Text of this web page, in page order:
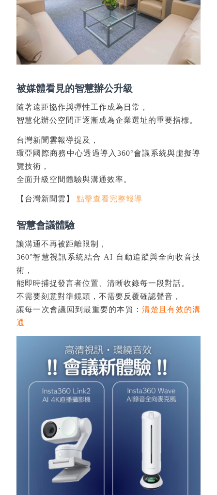
被媒體看見的智慧辦公升級
隨著遠距協作與彈性工作成為日常，
智慧化辦公空間正逐漸成為企業選址的重要指標。
台灣新聞雲報導提及，
環亞國際商務中心透過導入360°會議系統與虛擬導
覽技術，
全面升級空間體驗與溝通效率。
【台灣新聞雲】 點擊查看完整報導
智慧會議體驗
讓溝通不再被距離限制，
360°智慧視訊系統結合 AI 自動追蹤與全向收音技
術，
能即時捕捉發言者位置、清晰收錄每一段對話。
不需要刻意對準鏡頭，不需要反覆確認聲音，
讓每一次會議回到最重要的本質：清楚且有效的溝
通